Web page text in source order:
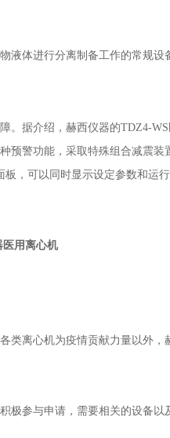
液体进行分离制备工作的常规设
。据介绍，赫西仪器的TDZ4-
预警功能，采取特殊组合减震装
板，可以 同时显示设定参数和运行
医用离心机
类离心机为疫情贡献力量以外，
积极参与申请 ， 需要相关的设备以